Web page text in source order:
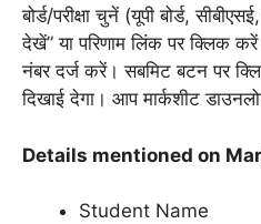
बोर्ड/परीक्षा चुनें (यूपी बोर्ड,
देखें” या परिणाम लिंक पर क्लिक
नंबर दर्ज करें। सबमिट बटन पर
दिखाई देगा। आप मार्कशीट
Details mentioned on
Student Name